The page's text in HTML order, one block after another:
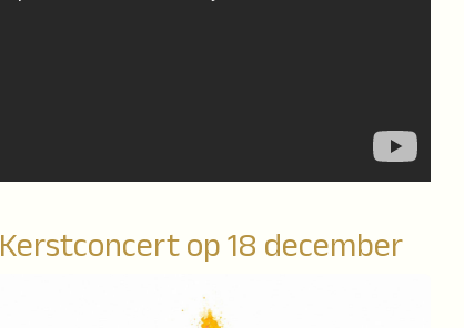
Kerstconcert op 18 december